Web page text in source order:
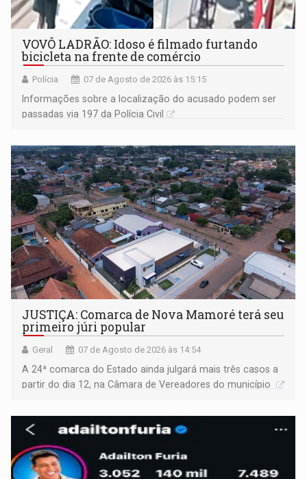
VOVÔ LADRÃO: Idoso é filmado furtando
bicicleta na frente de comércio
Polícia 07 de Agosto de 2026 às 15:15
Informações sobre a localização do acusado podem ser
passadas via 197 da Polícia Civil
JUSTIÇA: Comarca de Nova Mamoré terá seu
primeiro júri popular
Geral 07 de Agosto de 2026 às 14:54
A 24ª comarca do Estado ainda julgará mais três casos a
partir do dia 12, na Câmara de Vereadores do município